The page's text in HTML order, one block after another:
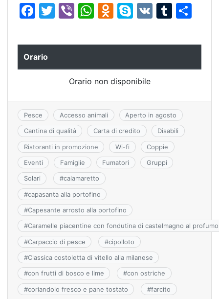
F
c
e
b
o
k
T
itt
Vi
er
W
at
A
p
p
O
n
kl
a
s
s
ni
ki
S
y
e
V
T
m
r
n
vi
Orario
Orario non disponibile
Pesce Accesso animali Aperto in agosto
Cantina di qualità Carta di credito Disabili
Ristoranti in promozione Wi-fi Coppie
Eventi Famiglie Fumatori Gruppi
Solari #calamaretto
#capasanta alla portofino
#Capesante arrosto alla portofino
#Caramelle piacentine con fondutina di castelmagno al
#Carpaccio di pesce #cipolloto
#Classica costoletta di vitello alla milanese
#con frutti di bosco e lime #con ostriche
#coriandolo fresco e pane tostato #farcito